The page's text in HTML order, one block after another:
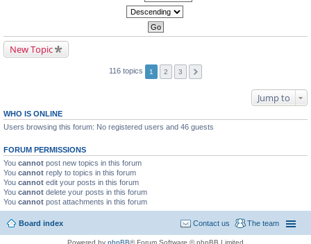
New Topic
116 topics 1 2 3
Jump to
WHO IS ONLINE
Users browsing this forum: No registered users and 46 guests
FORUM PERMISSIONS
You cannot post new topics in this forum
You cannot reply to topics in this forum
You cannot edit your posts in this forum
You cannot delete your posts in this forum
You cannot post attachments in this forum
Board index The team
Contact us
Powered by phpBB® Forum Software © phpBB Limited